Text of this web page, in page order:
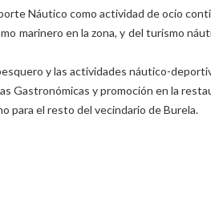
Náutico como actividad de ocio
marinero en la zona, y del turismo
y las actividades náutico-
Gastronómicas y promoción en la
para el resto del vecindario de Burela.